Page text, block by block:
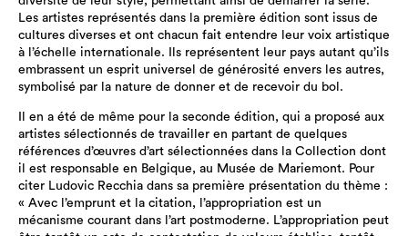
Les artistes représentés dans la première édition sont issus de
cultures diverses et ont chacun fait entendre leur voix artistique
à l’échelle internationale. Ils représentent leur pays autant qu’ils
embrassent un esprit universel de générosité envers les autres,
symbolisé par la nature de donner et de recevoir du bol.
Il en a été de même pour la seconde édition, qui a proposé aux
artistes sélectionnés de travailler en partant de quelques
références d’œuvres d’art sélectionnées dans la Collection dont
il est responsable en Belgique, au Musée de Mariemont. Pour
citer Ludovic Recchia dans sa première présentation du thème :
« Avec l’emprunt et la citation, l’appropriation est un
mécanisme courant dans l’art postmoderne. L’appropriation peut